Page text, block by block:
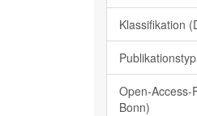
Klassifikation
Publikationstyp
Open-Access-
Bonn)